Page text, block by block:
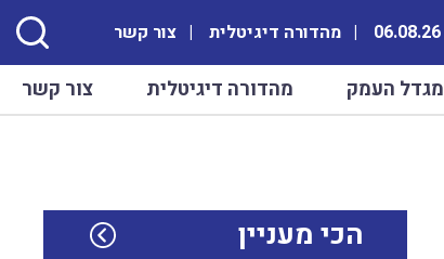
מהדורה דיגיטלית צור קשר
מגדל העמק מהדורה דיגיטלית צור קשר
הכי מעניין